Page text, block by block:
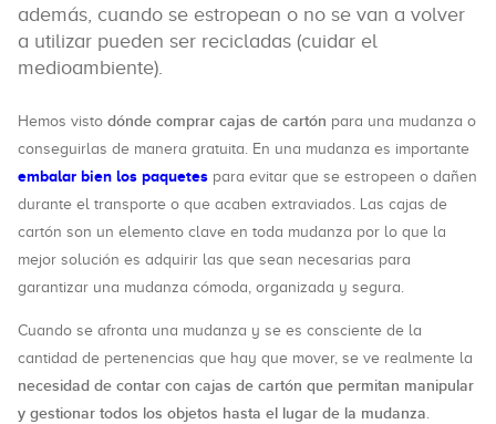
además, cuando se estropean o no se van a volver
a utilizar pueden ser recicladas (cuidar el
medioambiente).
Hemos visto dónde comprar cajas de cartón para una mudanza o
conseguirlas de manera gratuita. En una mudanza es importante
embalar bien los paquetes para evitar que se estropeen o dañen
durante el transporte o que acaben extraviados. Las cajas de
cartón son un elemento clave en toda mudanza por lo que la
mejor solución es adquirir las que sean necesarias para
garantizar una mudanza cómoda, organizada y segura.
Cuando se afronta una mudanza y se es consciente de la
cantidad de pertenencias que hay que mover, se ve realmente la
necesidad de contar con cajas de cartón que permitan manipular
y gestionar todos los objetos hasta el lugar de la mudanza.